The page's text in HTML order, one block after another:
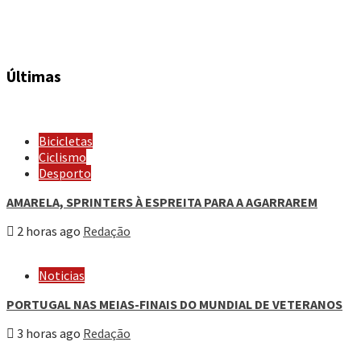
Últimas
Bicicletas
Ciclismo
Desporto
AMARELA, SPRINTERS À ESPREITA PARA A AGARRAREM
2 horas ago Redação
Noticias
PORTUGAL NAS MEIAS-FINAIS DO MUNDIAL DE VETERANOS
3 horas ago Redação